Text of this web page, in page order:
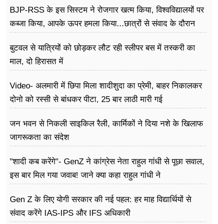
BJP-RSS के इस सिस्टम ने रोजगार खत्म किया, विश्वविद्यालयों पर
कब्जा किया, आपके ऊपर हमला किया...छात्रों से संवाद के दौरान
बुटवल से यात्रियों को छोड़कर लौट रही स्लीपर बस में तस्करी का
माल, दो हिरासत में
Video- अलमारी में छिपा मिला शादीशुदा का प्रेमी, बाहर निकालकर
दोनो को रस्सी से बांधकर पीटा, 25 बार लाठी मारी गई
जन भवन से निकली साइकिल रैली, कार्मिकों ने दिया नशे के खिलाफ
जागरूकता का संदेश
"शादी कब करेंगे"- GenZ ने कांग्रेस नेता राहुल गांधी से पूछा सवाल,
इस बार मिल गया जवाब! जाने क्या कहा राहुल गांधी ने
Gen Z के लिए योगी सरकार की नई पहल: हर माह विद्यार्थियों से
संवाद करेंगे IAS-IPS और IFS अधिकारी